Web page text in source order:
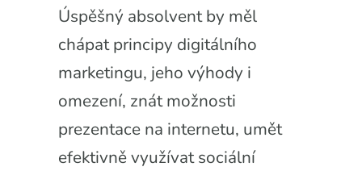
Úspěšný absolvent by měl
chápat principy digitálního
marketingu, jeho výhody i
omezení, znát možnosti
prezentace na internetu, umět
efektivně využívat sociální